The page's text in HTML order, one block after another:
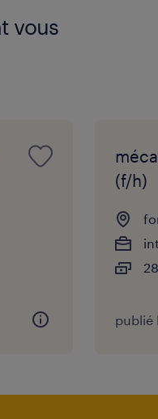
vous
(f/h)
publié